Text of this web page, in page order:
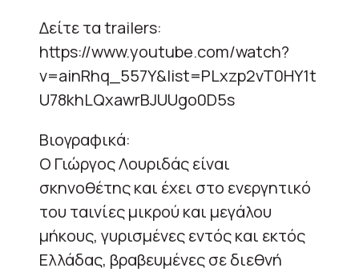
Δείτε τα trailers:
https://www.youtube.com/watch?
v=ainRhq_557Y&list=PLxzp2vT0HY1t
U78khLQxawrBJUUgo0D5s
Βιογραφικά:
Ο Γιώργος Λουριδάς είναι
σκηνοθέτης και έχει στο ενεργητικό
του ταινίες μικρού και μεγάλου
μήκους, γυρισμένες εντός και εκτός
Ελλάδας, βραβευμένες σε διεθνή